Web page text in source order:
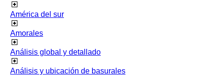
América del sur
Amorales
Análisis global y detallado
Análisis y ubicación de basurales